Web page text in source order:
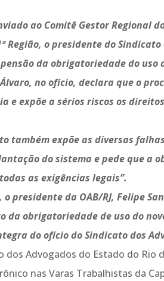
ao Comitê Gestor Regional
Região, o presidente do
da obrigatoriedade do
no ofício, declara que o
e expõe a sérios riscos os
também expõe as diversas
do sistema e pede que a
as exigências legais”.
o presidente da OAB/RJ, Felipe
da obrigatoriedade de uso do
do ofício do Sindicato dos
dos Advogados do Estado do Rio
nas Varas Trabalhistas da